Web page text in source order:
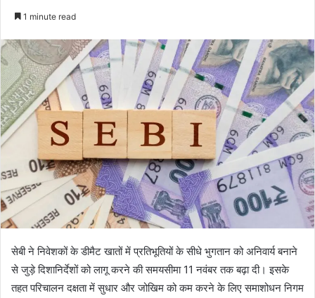
d
m
l
1 minute read
सेबी ने निवेशकों के डीमैट खातों में प्रतिभूतियों के सीधे भुगतान को अनिवार्य बनाने
से जुड़े दिशानिर्देशों को लागू करने की समयसीमा 11 नवंबर तक बढ़ा दी। इसके
तहत परिचालन दक्षता में सुधार और जोखिम को कम करने के लिए समाशोधन निगम